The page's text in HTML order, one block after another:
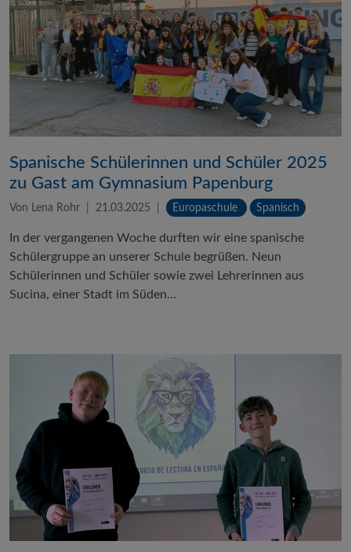
Spanische Schülerinnen und Schüler 2025
zu Gast am Gymnasium Papenburg
Von Lena Rohr 21.03.2025 Europaschule Spanisch
In der vergangenen Woche durften wir eine spanische
Schülergruppe an unserer Schule begrüßen. Neun
Schülerinnen und Schüler sowie zwei Lehrerinnen aus
Sucina, einer Stadt im Süden…